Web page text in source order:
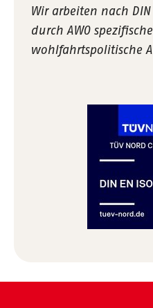
Wir arbeiten nach DIN
durch AWO
wohlfahrtspolitische